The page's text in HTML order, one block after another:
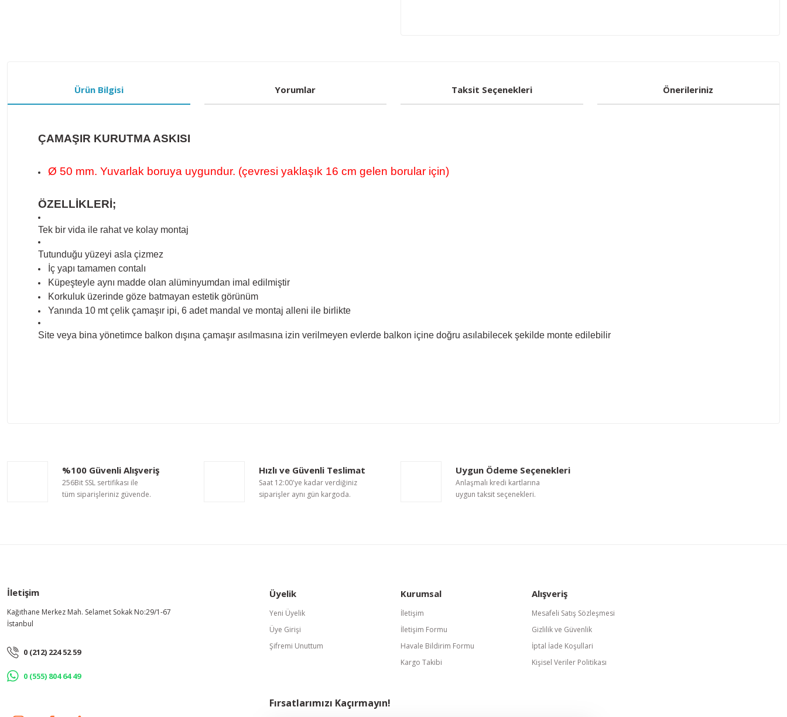
Ürün Bilgisi Yorumlar Taksit Seçenekleri Önerileriniz
ÇAMAŞIR KURUTMA ASKISI
Ø 50 mm. Yuvarlak boruya uygundur. (çevresi yaklaşık 16 cm gelen borular için)
ÖZELLİKLERİ;
Tek bir vida ile rahat ve kolay montaj
Tutunduğu yüzeyi asla çizmez
İç yapı tamamen contalı
Küpeşteyle aynı madde olan alüminyumdan imal edilmiştir
Korkuluk üzerinde göze batmayan estetik görünüm
Yanında 10 mt çelik çamaşır ipi, 6 adet mandal ve montaj alleni ile birlikte
Site veya bina yönetimce balkon dışına çamaşır asılmasına izin verilmeyen evlerde balkon içine doğru asılabilecek şekilde monte edilebilir
Ürün açıklamasında eksik bilgiler bulunuyor.
Ürün bilgilerinde hatalar bulunuyor.
%100 Güvenli Alışveriş
256Bit SSL sertifikası ile
tüm siparişleriniz güvende.
Hızlı ve Güvenli Teslimat
Saat 12:00'ye kadar verdiğiniz
siparişler aynı gün kargoda.
Uygun Ödeme Seçenekleri
Anlaşmalı kredi kartlarına
uygun taksit seçenekleri.
İletişim
Kağıthane Merkez Mah. Selamet Sokak No:29/1-67
İstanbul
0 (212) 224 52 59
0 (555) 804 64 49
Üyelik
Yeni Üyelik
Üye Girişi
Şifremi Unuttum
Kurumsal
İletişim
İletişim Formu
Havale Bildirim Formu
Kargo Takibi
Alışveriş
Mesafeli Satış Sözleşmesi
Gizlilik ve Güvenlik
İptal İade Koşullari
Kişisel Veriler Politikası
Fırsatlarımızı Kaçırmayın!